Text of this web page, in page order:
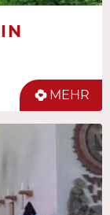
MEHR